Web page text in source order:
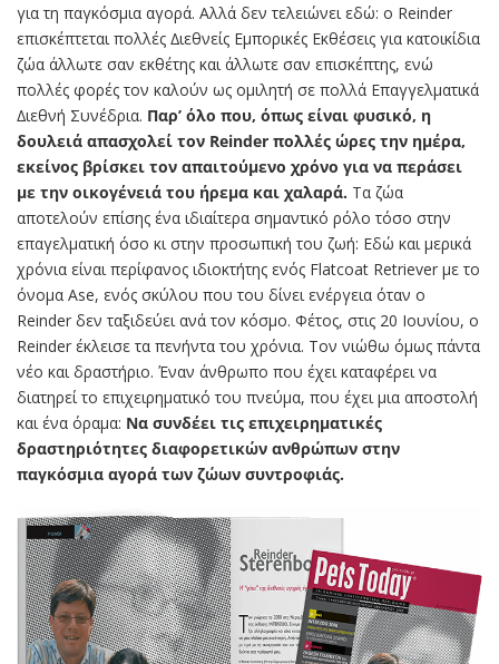
για τη παγκόσμια αγορά. Αλλά δεν τελειώνει εδώ: ο Reinder
επισκέπτεται πολλές ∆ιεθνείς Εμπορικές Εκθέσεις για κατοικίδια
ζώα άλλωτε σαν εκθέτης και άλλωτε σαν επισκέπτης, ενώ
πολλές φορές τον καλούν ως ομιλητή σε πολλά Επαγγελματικά
∆ιεθνή Συνέδρια. Παρ’ όλο που, όπως είναι φυσικό, η
δουλειά απασχολεί τον Reinder πολλές ώρες την ημέρα,
εκείνος βρίσκει τον απαιτούμενο χρόνο για να περάσει
με την οικογένειά του ήρεμα και χαλαρά. Τα ζώα
αποτελούν επίσης ένα ιδιαίτερα σημαντικό ρόλο τόσο στην
επαγελματική όσο κι στην προσωπική του ζωή: Eδώ και μερικά
χρόνια είναι περίφανος ιδιοκτήτης ενός Flatcoat Retriever με το
όνομα Ase, ενός σκύλου που του δίνει ενέργεια όταν ο
Reinder δεν ταξιδεύει ανά τον κόσμο. Φέτος, στις 20 Ιουνίου, ο
Reinder έκλεισε τα πενήντα του χρόνια. Τον νιώθω όμως πάντα
νέο και δραστήριο. Έναν άνθρωπο που έχει καταφέρει να
διατηρεί το επιχειρηματικό του πνεύμα, που έχει μια αποστολή
και ένα όραμα: Να συνδέει τις επιχειρηματικές
δραστηριότητες διαφορετικών ανθρώπων στην
παγκόσμια αγορά των ζώων συντροφιάς.